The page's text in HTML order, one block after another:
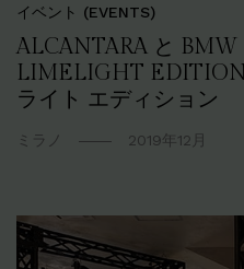
イベント (EVENTS)
ALCANTARA と
LIMELIGHT
ライト エディション
ミラノ 2019年12月